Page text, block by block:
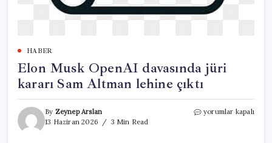
HABER
Elon Musk OpenAI davasında jüri
kararı Sam Altman lehine çıktı
By Zeynep Arslan
13 Haziran 2026
3 Min Read
Elon
yorumlar kapalı